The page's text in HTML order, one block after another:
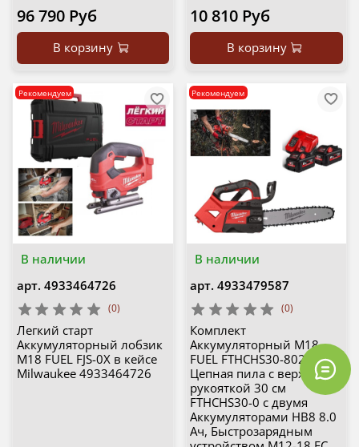
96 790 Руб
В корзину
10 810 Руб
В корзину
В наличии
Рекомендуем
арт. 4933464726
(0)
Легкий старт
Аккумуляторный лобзик
M18 FUEL FJS-0X в кейсе
Milwaukee 4933464726
В наличии
Рекомендуем
арт. 4933479587
(0)
Комплект
Аккумуляторный M18
FUEL FTHCHS30-802
Цепная пила с верхней
рукояткой 30 см
FTHCHS30-0 с двумя
Аккумуляторами HB8 8.0
Ач, Быстрозарядным